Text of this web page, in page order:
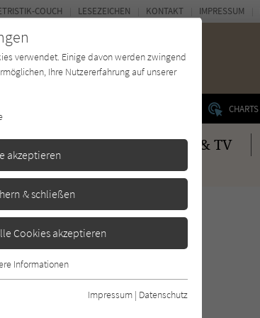
CHARTS
Magazin Kino & TV
COUCH LESEZEICHEN KONTAKT IMPRESSUM
verwendet. Einige davon werden zwingend
Ihre Nutzererfahrung auf unserer
akzeptieren
& schließen
Cookies akzeptieren
Funktionen der Webseite
dass die Webseite einwandfrei
Informationen
Impressum | Datenschutz